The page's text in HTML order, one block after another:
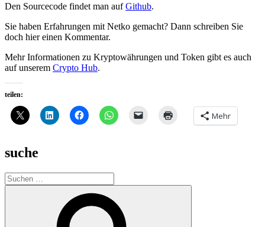
Den Sourcecode findet man aufGithub.
Sie haben Erfahrungen mit Netko gemacht? Dann schreiben Sie
doch hier einen Kommentar.
Mehr Informationen zu Kryptowährungen und Token gibt es auch
auf unserem Crypto Hub.
teilen:
Mehr
suche
Suche
nach: